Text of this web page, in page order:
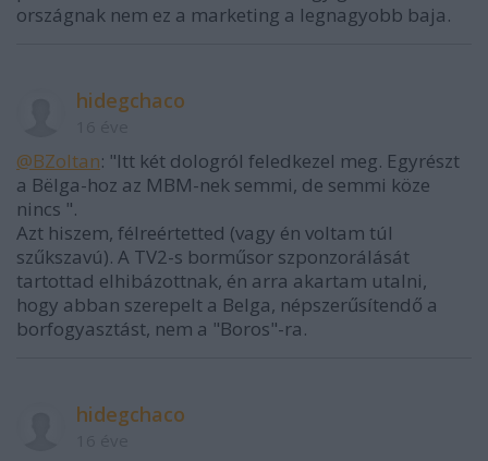
országnak nem ez a marketing a legnagyobb baja.
hidegchaco
@BZoltan: "Itt két dologról feledkezel meg. Egyrészt
a Bëlga-hoz az MBM-nek semmi, de semmi köze
nincs ".
Azt hiszem, félreértetted (vagy én voltam túl
szűkszavú). A TV2-s borműsor szponzorálását
tartottad elhibázottnak, én arra akartam utalni,
hogy abban szerepelt a Belga, népszerűsítendő a
borfogyasztást, nem a "Boros"-ra.
hidegchaco